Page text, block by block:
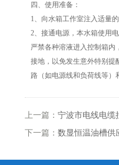
四、使用准备：
1、向水箱工作室注入适量
2、接通电源，本水箱使用
严禁各种溶液进入控制箱内
接地，以免发生意外特别提
路（如电源线和负荷线等
上一篇： 宁波市电线电缆
下一篇： 数显恒温油槽供